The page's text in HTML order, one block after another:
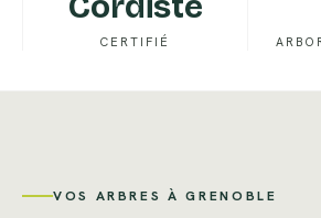
CERTIFIÉ
VOS ARBRES À GRENOBLE